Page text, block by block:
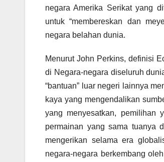
negara Amerika Serikat yang
untuk “membereskan dan
negara belahan dunia.
Menurut John Perkins, definisi
di Negara-negara diseluruh
“bantuan” luar negeri lainnya
kaya yang mengendalikan
yang menyesatkan, pemilihan
permainan yang sama tuanya
mengerikan selama era
negara-negara berkembang